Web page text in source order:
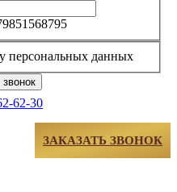
персональных данных
62-30
ЗАКАЗАТЬ ЗВОНОК